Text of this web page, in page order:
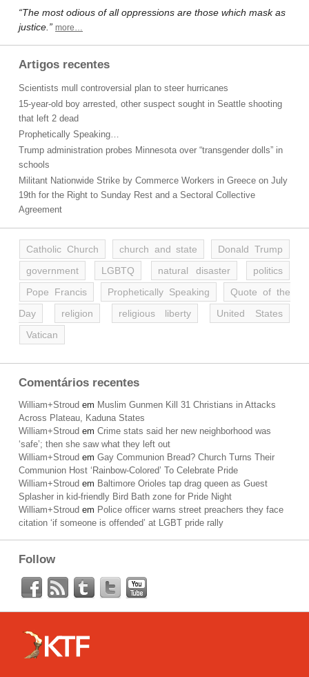
“The most odious of all oppressions are those which mask as
justice.” more…
Artigos recentes
Scientists mull controversial plan to steer hurricanes
15-year-old boy arrested, other suspect sought in Seattle shooting
that left 2 dead
Prophetically Speaking…
Trump administration probes Minnesota over “transgender dolls” in
schools
Militant Nationwide Strike by Commerce Workers in Greece on July
19th for the Right to Sunday Rest and a Sectoral Collective
Agreement
Catholic Church church and state
Donald Trump
government
LGBTQ natural disaster
politics
Pope Francis
Prophetically Speaking
Quote of the
Day
religion religious liberty
United States
Vatican
Comentários recentes
William+Stroud em Muslim Gunmen Kill 31 Christians in Attacks
Across Plateau, Kaduna States
William+Stroud em Crime stats said her new neighborhood was
‘safe’; then she saw what they left out
William+Stroud em Gay Communion Bread? Church Turns Their
Communion Host ‘Rainbow-Colored’ To Celebrate Pride
William+Stroud em Baltimore Orioles tap drag queen as Guest
Splasher in kid-friendly Bird Bath zone for Pride Night
William+Stroud em Police officer warns street preachers they face
citation ‘if someone is offended’ at LGBT pride rally
Follow